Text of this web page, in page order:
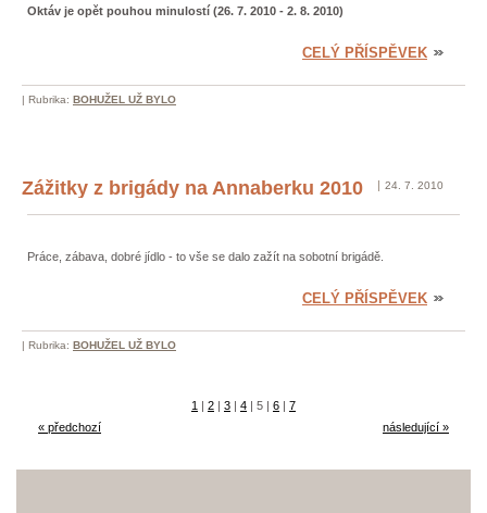
Oktáv je opět pouhou minulostí (26. 7. 2010 - 2. 8. 2010)
CELÝ PŘÍSPĚVEK
| Rubrika: BOHUŽEL UŽ BYLO
Zážitky z brigády na Annaberku 2010 24. 7. 2010
Práce, zábava, dobré jídlo - to vše se dalo zažít na sobotní brigádě.
CELÝ PŘÍSPĚVEK
| Rubrika: BOHUŽEL UŽ BYLO
« předchozí
1 | 2 | 3 | 4 | 5 | 6 | 7
následující »